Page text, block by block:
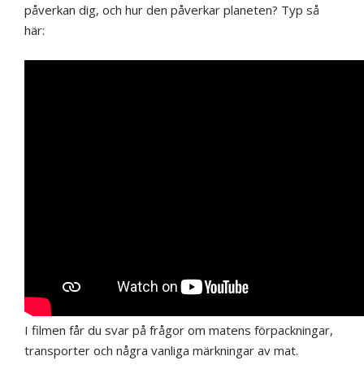
påverkan dig, och hur den påverkar planeten? Typ så
här:
I filmen får du svar på frågor om matens förpackningar,
transporter och några vanliga märkningar av mat.